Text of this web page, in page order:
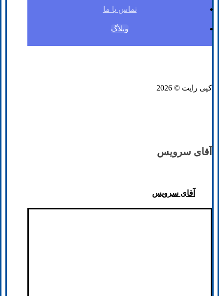
تماس با ما
وبلاگ
کپی رایت © 2026
آقای سرویس
آقای سرویس